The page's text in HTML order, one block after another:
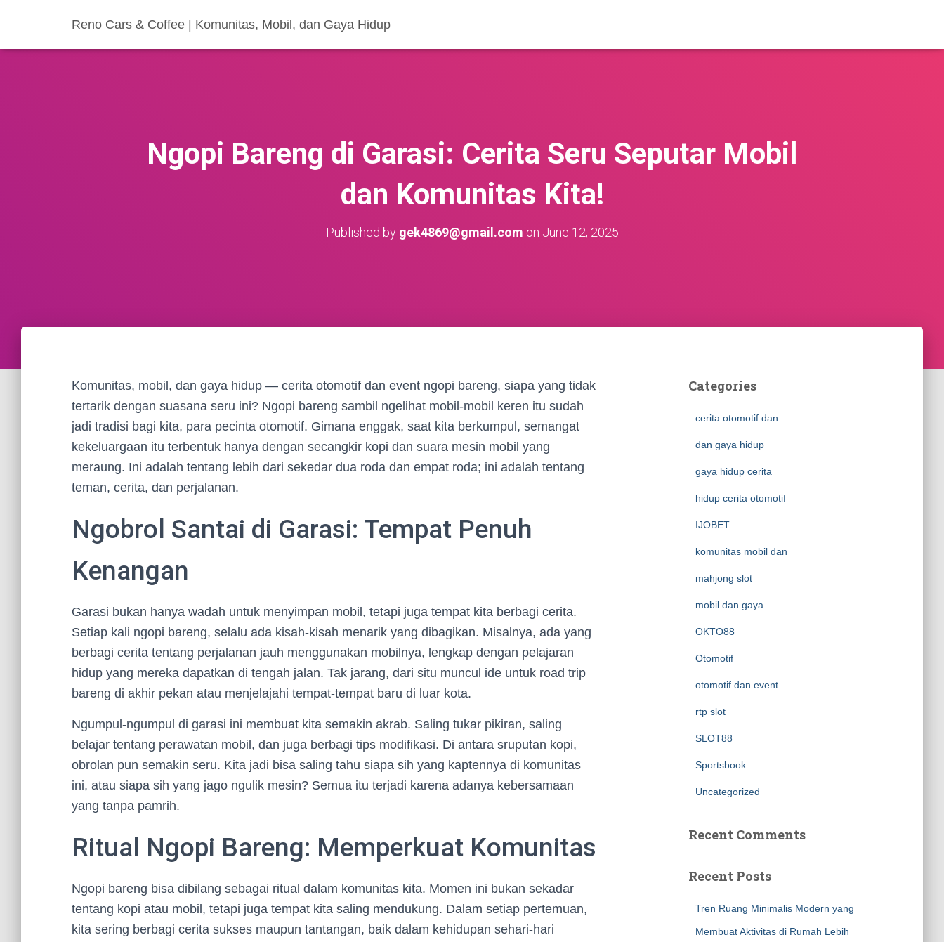
Reno Cars & Coffee | Komunitas, Mobil, dan Gaya Hidup
Ngopi Bareng di Garasi: Cerita Seru Seputar Mobil
dan Komunitas Kita!
Published by gek4869@gmail.com on June 12, 2025
Komunitas, mobil, dan gaya hidup — cerita otomotif dan event ngopi bareng, siapa yang tidak
tertarik dengan suasana seru ini? Ngopi bareng sambil ngelihat mobil-mobil keren itu sudah
jadi tradisi bagi kita, para pecinta otomotif. Gimana enggak, saat kita berkumpul, semangat
kekeluargaan itu terbentuk hanya dengan secangkir kopi dan suara mesin mobil yang
meraung. Ini adalah tentang lebih dari sekedar dua roda dan empat roda; ini adalah tentang
teman, cerita, dan perjalanan.
Ngobrol Santai di Garasi: Tempat Penuh
Kenangan
Garasi bukan hanya wadah untuk menyimpan mobil, tetapi juga tempat kita berbagi cerita.
Setiap kali ngopi bareng, selalu ada kisah-kisah menarik yang dibagikan. Misalnya, ada yang
berbagi cerita tentang perjalanan jauh menggunakan mobilnya, lengkap dengan pelajaran
hidup yang mereka dapatkan di tengah jalan. Tak jarang, dari situ muncul ide untuk road trip
bareng di akhir pekan atau menjelajahi tempat-tempat baru di luar kota.
Ngumpul-ngumpul di garasi ini membuat kita semakin akrab. Saling tukar pikiran, saling
belajar tentang perawatan mobil, dan juga berbagi tips modifikasi. Di antara sruputan kopi,
obrolan pun semakin seru. Kita jadi bisa saling tahu siapa sih yang kaptennya di komunitas
ini, atau siapa sih yang jago ngulik mesin? Semua itu terjadi karena adanya kebersamaan
yang tanpa pamrih.
Ritual Ngopi Bareng: Memperkuat Komunitas
Ngopi bareng bisa dibilang sebagai ritual dalam komunitas kita. Momen ini bukan sekadar
tentang kopi atau mobil, tetapi juga tempat kita saling mendukung. Dalam setiap pertemuan,
kita sering berbagi cerita sukses maupun tantangan, baik dalam kehidupan sehari-hari
Categories
cerita otomotif dan
dan gaya hidup
gaya hidup cerita
hidup cerita otomotif
IJOBET
komunitas mobil dan
mahjong slot
mobil dan gaya
OKTO88
Otomotif
otomotif dan event
rtp slot
SLOT88
Sportsbook
Uncategorized
Recent Comments
Recent Posts
Tren Ruang Minimalis Modern yang
Membuat Aktivitas di Rumah Lebih